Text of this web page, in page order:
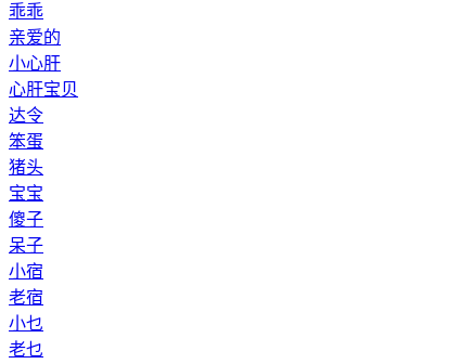
乖乖
亲爱的
小心肝
心肝宝贝
达令
笨蛋
猪头
宝宝
傻子
呆子
小宿
老宿
小乜
老乜